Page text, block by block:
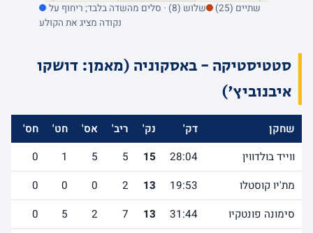
שתיים (25)
שלוש (8) · סלים מהשדה בלבד; ריחוף על
נקודה מציג את הקולע
סטטיסטיקה - באסקוניה (מאמן: דושקו
איבנוביץ')
שחקן דק' נק' ריב' אס' חט' חס'
ווייד בולדווין
28:04
15
5
5
1
0
מת'יו קוסטלו
19:53
13
2
0
0
0
סימונה פונטקיו
31:44
13
7
2
5
0